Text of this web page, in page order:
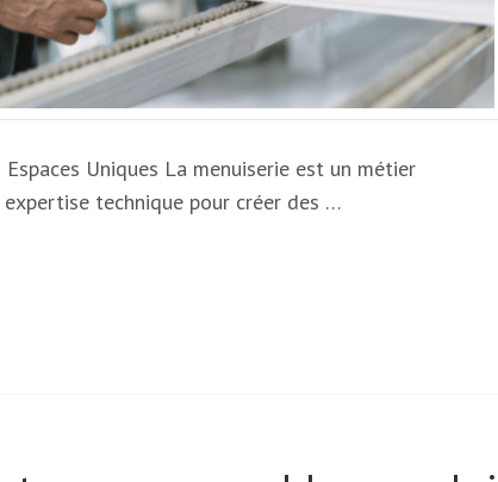
INTÉRIEUR
Uniques La menuiserie est un métier
technique pour créer des …